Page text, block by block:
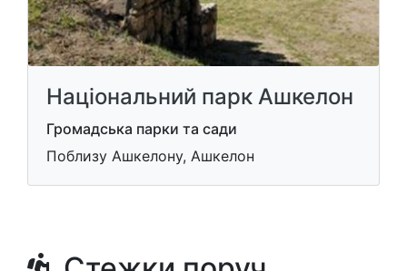
Національний парк Ашкелон
Громадська парки та сади
Поблизу Ашкелону, Ашкелон